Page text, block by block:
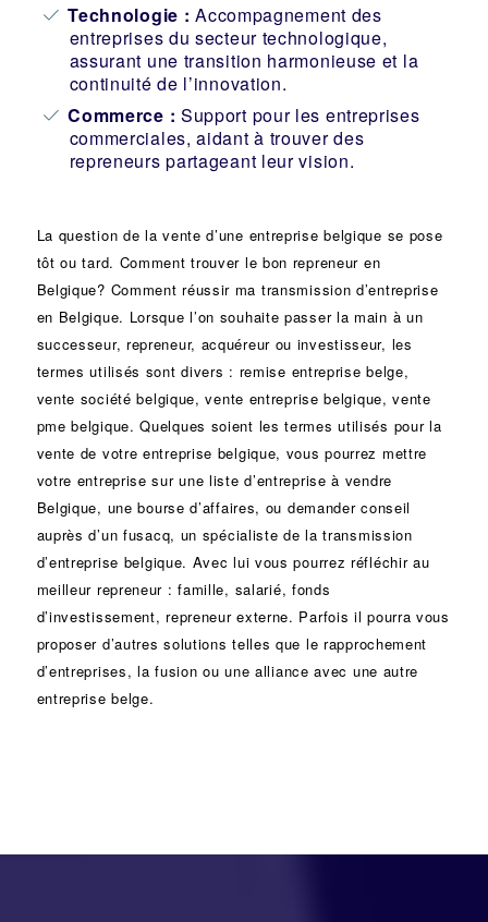
Technologie : Accompagnement des
entreprises du secteur technologique,
assurant une transition harmonieuse et la
continuité de l’innovation.
Commerce : Support pour les entreprises
commerciales, aidant à trouver des
repreneurs partageant leur vision.
La question de la vente d’une entreprise belgique se pose
tôt ou tard. Comment trouver le bon repreneur en
Belgique? Comment réussir ma transmission d’entreprise
en Belgique. Lorsque l’on souhaite passer la main à un
successeur, repreneur, acquéreur ou investisseur, les
termes utilisés sont divers : remise entreprise belge,
vente société belgique, vente entreprise belgique, vente
pme belgique. Quelques soient les termes utilisés pour la
vente de votre entreprise belgique, vous pourrez mettre
votre entreprise sur une liste d’entreprise à vendre
Belgique, unebourse d’affaires, ou demander conseil
auprès d’un fusacq, un spécialiste de latransmission
d’entreprise belgique. Avec lui vous pourrez réfléchir au
meilleur repreneur :famille, salarié, fonds
d’investissement, repreneur externe. Parfois il pourra vous
proposer d’autres solutions telles que le rapprochement
d’entreprises, lafusion ou unealliance avec une autre
entreprise belge.